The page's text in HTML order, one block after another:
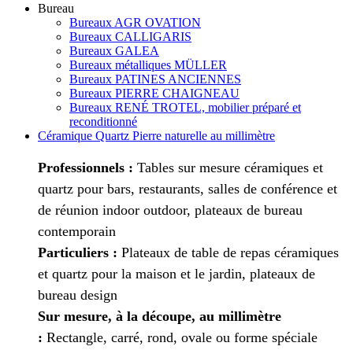
Bureau
Bureaux AGR OVATION
Bureaux CALLIGARIS
Bureaux GALEA
Bureaux métalliques MÜLLER
Bureaux PATINES ANCIENNES
Bureaux PIERRE CHAIGNEAU
Bureaux RENÉ TROTEL, mobilier préparé et
reconditionné
Céramique Quartz Pierre naturelle au millimètre
Professionnels : Tables sur mesure céramiques et
quartz pour bars, restaurants, salles de conférence et
de réunion indoor outdoor, plateaux de bureau
contemporain
Particuliers : Plateaux de table de repas céramiques
et quartz pour la maison et le jardin, plateaux de
bureau design
Sur mesure, à la découpe, au millimètre
: Rectangle, carré, rond, ovale ou forme spéciale